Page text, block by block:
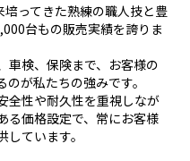
ってきた熟練の職人技と豊
台もの販売実績を誇りま
車検、保険まで、お客様の
が私たちの強みです。
全性や耐久性を重視しなが
る価格設定で、常にお客様
ています。